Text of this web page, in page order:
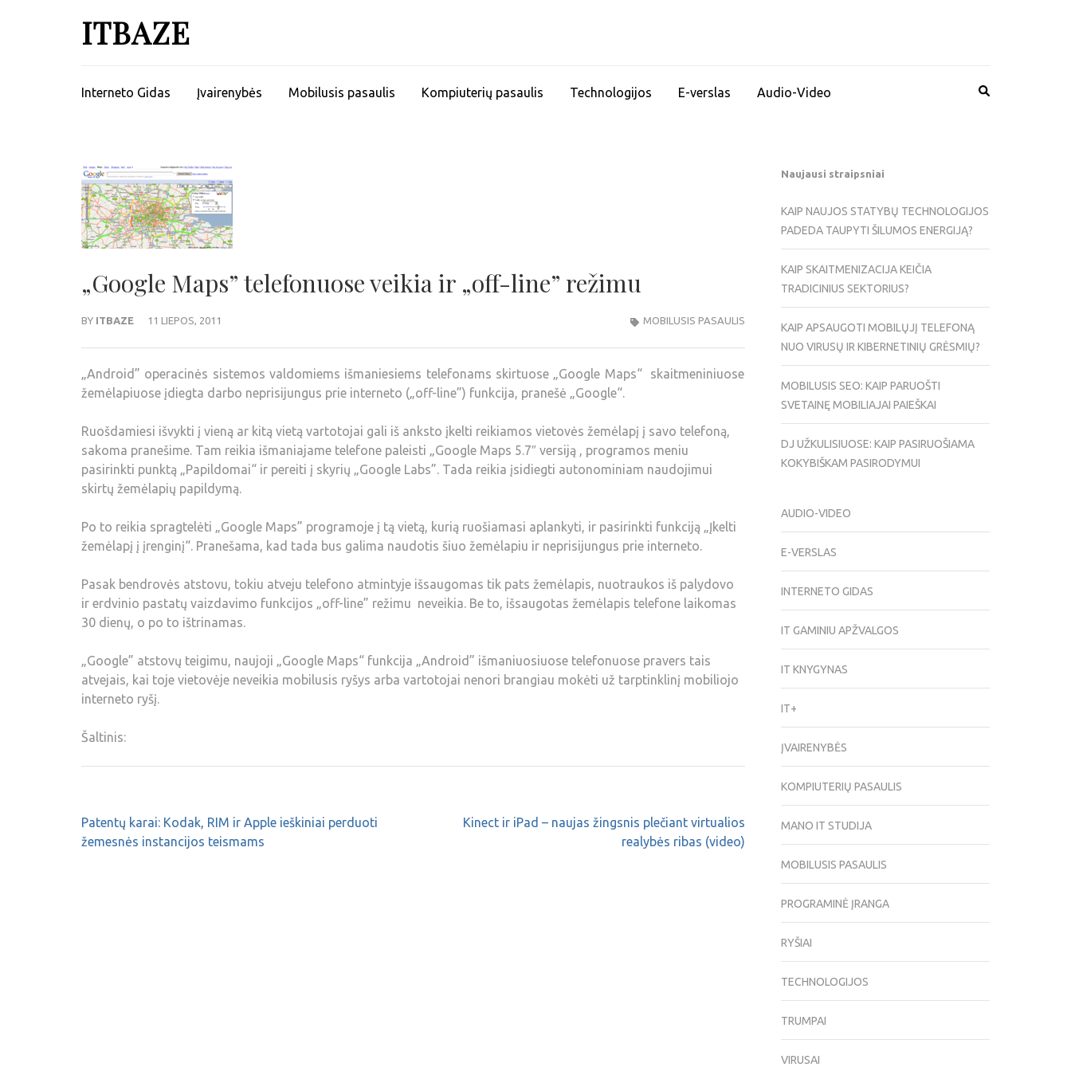
ITBAZE
Interneto Gidas Įvairenybės Mobilusis pasaulis Kompiuterių pasaulis Technologijos E-verslas Audio-Video
„Google Maps” telefonuose veikia ir „off-line” režimu
BY ITBAZE 11 LIEPOS, 2011 MOBILUSIS PASAULIS
„Android” operacinės sistemos valdomiems išmaniesiems telefonams skirtuose „Google Maps“ skaitmeniniuose
žemėlapiuose įdiegta darbo neprisijungus prie interneto („off-line”) funkcija, pranešė „Google“.
Ruošdamiesi išvykti į vieną ar kitą vietą vartotojai gali iš anksto įkelti reikiamos vietovės žemėlapį į savo telefoną,
sakoma pranešime. Tam reikia išmaniajame telefone paleisti „Google Maps 5.7″ versiją , programos meniu
pasirinkti punktą „Papildomai“ ir pereiti į skyrių „Google Labs”. Tada reikia įsidiegti autonominiam naudojimui
skirtų žemėlapių papildymą.
Po to reikia spragtelėti „Google Maps” programoje į tą vietą, kurią ruošiamasi aplankyti, ir pasirinkti funkciją „Įkelti
žemėlapį į įrenginį“. Pranešama, kad tada bus galima naudotis šiuo žemėlapiu ir neprisijungus prie interneto.
Pasak bendrovės atstovu, tokiu atveju telefono atmintyje išsaugomas tik pats žemėlapis, nuotraukos iš palydovo
ir erdvinio pastatų vaizdavimo funkcijos „off-line” režimu neveikia. Be to, išsaugotas žemėlapis telefone laikomas
30 dienų, o po to ištrinamas.
„Google” atstovų teigimu, naujoji „Google Maps“ funkcija „Android” išmaniuosiuose telefonuose pravers tais
atvejais, kai toje vietovėje neveikia mobilusis ryšys arba vartotojai nenori brangiau mokėti už tarptinklinį mobiliojo
interneto ryšį.
Šaltinis:
Patentų karai: Kodak, RIM ir Apple ieškiniai perduoti
žemesnės instancijos teismams
Kinect ir iPad – naujas žingsnis plečiant virtualios
realybės ribas (video)
Naujausi straipsniai
KAIP NAUJOS STATYBŲ TECHNOLOGIJOS
PADEDA TAUPYTI ŠILUMOS ENERGIJĄ?
KAIP SKAITMENIZACIJA KEIČIA
TRADICINIUS SEKTORIUS?
KAIP APSAUGOTI MOBILŲJĮ TELEFONĄ
NUO VIRUSŲ IR KIBERNETINIŲ GRĖSMIŲ?
MOBILUSIS SEO: KAIP PARUOŠTI
SVETAINĘ MOBILIAJAI PAIEŠKAI
DJ UŽKULISIUOSE: KAIP PASIRUOŠIAMA
KOKYBIŠKAM PASIRODYMUI
AUDIO-VIDEO
E-VERSLAS
INTERNETO GIDAS
IT GAMINIU APŽVALGOS
IT KNYGYNAS
IT+
ĮVAIRENYBĖS
KOMPIUTERIŲ PASAULIS
MANO IT STUDIJA
MOBILUSIS PASAULIS
PROGRAMINĖ ĮRANGA
RYŠIAI
TECHNOLOGIJOS
TRUMPAI
VIRUSAI